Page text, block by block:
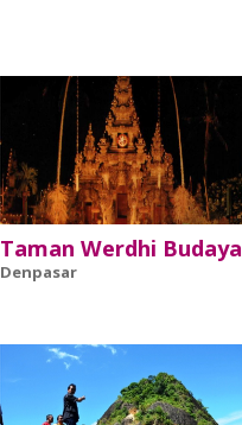
Taman Werdhi Budaya
Denpasar